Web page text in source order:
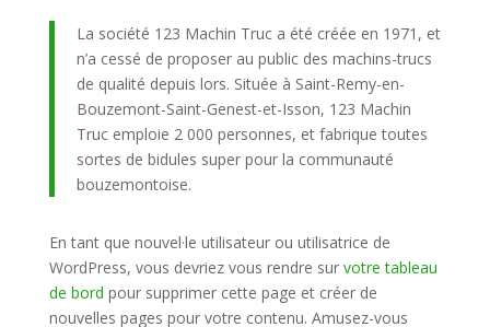
La société 123 Machin Truc a été créée en 1971, et
n’a cessé de proposer au public des machins-trucs
de qualité depuis lors. Située à Saint-Remy-en-
Bouzemont-Saint-Genest-et-Isson, 123 Machin
Truc emploie 2 000 personnes, et fabrique toutes
sortes de bidules super pour la communauté
bouzemontoise.
En tant que nouvel·le utilisateur ou utilisatrice de
WordPress, vous devriez vous rendre sur votre tableau
de bord pour supprimer cette page et créer de
nouvelles pages pour votre contenu. Amusez-vous